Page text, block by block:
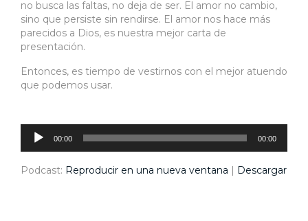
no busca las faltas, no deja de ser. El amor no cambio,
sino que persiste sin rendirse. El amor nos hace más
parecidos a Dios, es nuestra mejor carta de
presentación.
Entonces, es tiempo de vestirnos con el mejor atuendo
que podemos usar.
Reproductor
audio 00:00 00:00
Podcast: Reproducir en una nueva ventana | Descargar